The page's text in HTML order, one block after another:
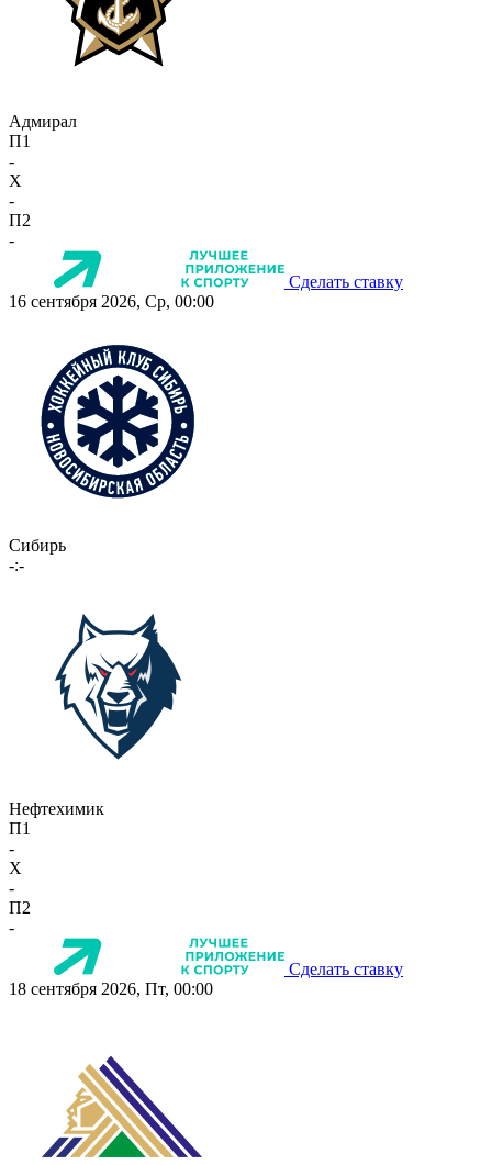
Адмирал
П1
-
X
-
П2
-
Сделать ставку
16 сентября 2026, Ср, 00:00
Сибирь
-:-
Нефтехимик
П1
-
X
-
П2
-
Сделать ставку
18 сентября 2026, Пт, 00:00